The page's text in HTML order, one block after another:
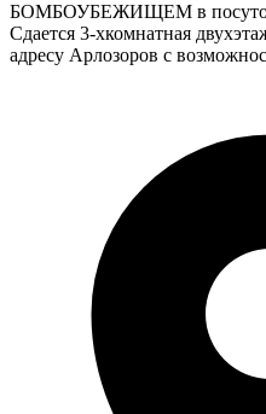
БОМБОУБЕЖИЩЕМ в
Сдается 3-хкомнатная
адресу Арлозоров с